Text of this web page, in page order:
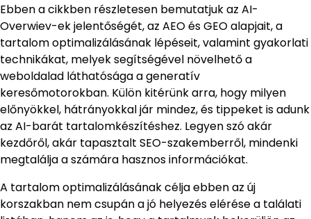
Ebben a cikkben részletesen bemutatjuk az AI-
Overwiev-ek jelentőségét, az AEO és GEO alapjait, a
tartalom optimalizálásának lépéseit, valamint gyakorlati
technikákat, melyek segítségével növelhető a
weboldalad láthatósága a generatív
keresőmotorokban. Külön kitérünk arra, hogy milyen
előnyökkel, hátrányokkal jár mindez, és tippeket is adunk
az AI-barát tartalomkészítéshez. Legyen szó akár
kezdőről, akár tapasztalt SEO-szakemberről, mindenki
megtalálja a számára hasznos információkat.
A tartalom optimalizálásának célja ebben az új
korszakban nem csupán a jó helyezés elérése a találati